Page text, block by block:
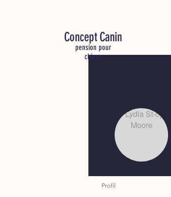
Concept Canin
pension pour
chiens
Profil